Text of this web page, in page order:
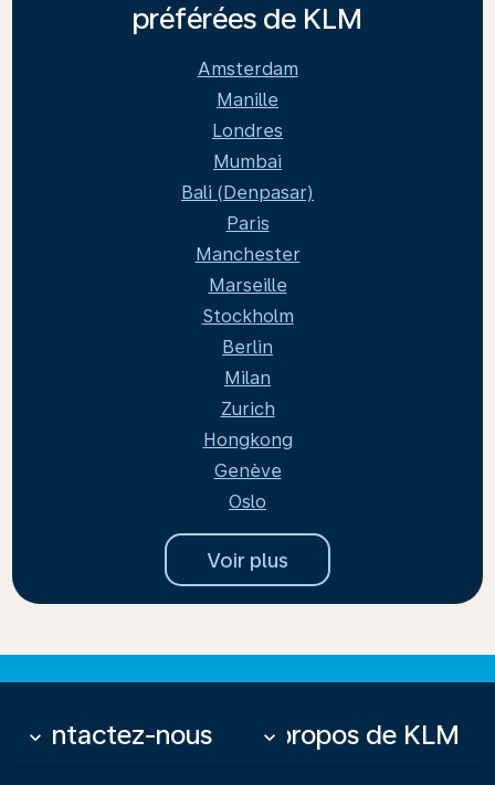
préférées de KLM
Amsterdam
Manille
Londres
Mumbai
Bali (Denpasar)
Paris
Manchester
Marseille
Stockholm
Berlin
Milan
Zurich
Hongkong
Genève
Oslo
Voir plus
Contactez-nous
keyboard_arrow_down À propos de KLM
keyboard_arrow_down